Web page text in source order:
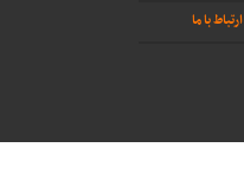
ارتباط با ما